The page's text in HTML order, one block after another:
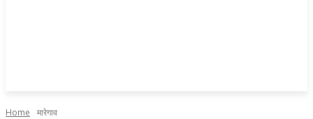
Home मारेगाव